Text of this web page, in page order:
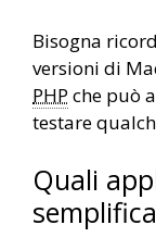
Bisogna
versioni di
PHP che può
testare
Quali